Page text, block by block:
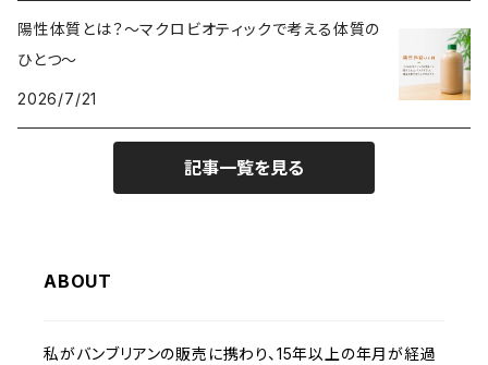
陽性体質とは？～マクロビオティックで考える体質の
ひとつ～
2026/7/21
記事一覧を見る
ABOUT
私がバンブリアンの販売に携わり、15年以上の年月が経過